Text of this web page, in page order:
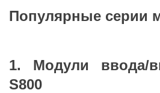
Популярные серии
1. Модули ввода/
S800